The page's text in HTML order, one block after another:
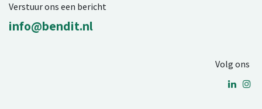
Verstuur ons een bericht
info@bendit.nl
Volg ons